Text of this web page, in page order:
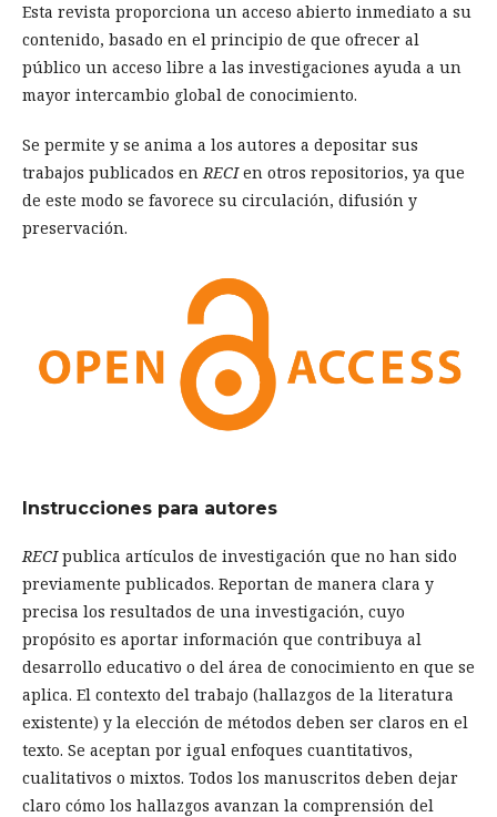
Esta revista proporciona un acceso abierto inmediato a su
contenido, basado en el principio de que ofrecer al
público un acceso libre a las investigaciones ayuda a un
mayor intercambio global de conocimiento.
Se permite y se anima a los autores a depositar sus
trabajos publicados enRECIen otros repositorios, ya que
de este modo se favorece su circulación, difusión y
preservación.
Instrucciones para autores
RECIpublica artículos de investigación que no han sido
previamente publicados. Reportan de manera clara y
precisa los resultados de una investigación, cuyo
propósito es aportar información que contribuya al
desarrollo educativo o del área de conocimiento en que se
aplica. El contexto del trabajo (hallazgos de la literatura
existente) y la elección de métodos deben ser claros en el
texto. Se aceptan por igual enfoques cuantitativos,
cualitativos o mixtos. Todos los manuscritos deben dejar
claro cómo los hallazgos avanzan la comprensión del